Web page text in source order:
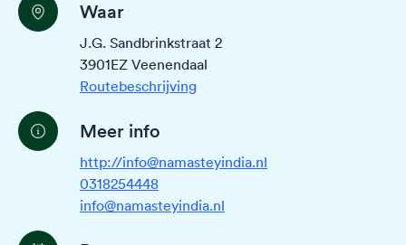
Waar
J.G. Sandbrinkstraat 2
3901EZ Veenendaal
Routebeschrijving
Meer info
http://info@namasteyindia.nl
0318254448
info@namasteyindia.nl